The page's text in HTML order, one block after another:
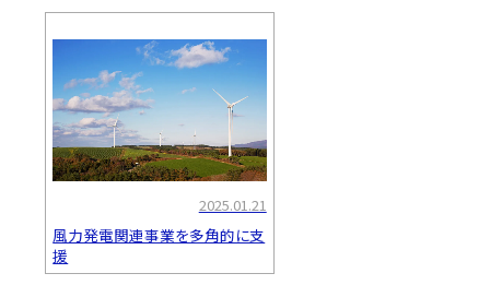
2025.01.21
風力発電関連事業を多角的に支
援